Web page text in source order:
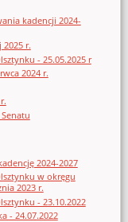
kadencji 2024-
r.
- 25.05.2025 r
2024 r.
2024-2027
w okręgu
2023 r.
- 23.10.2022
- 24.07.2022